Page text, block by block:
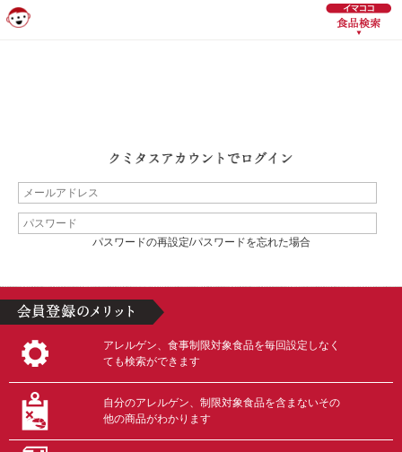
パスワードの再設定/パスワードを忘れた場合
アレルゲン、食事制限対象食品を毎回設定しなく
ても検索ができます
自分のアレルゲン、制限対象食品を含まないその
他の商品がわかります